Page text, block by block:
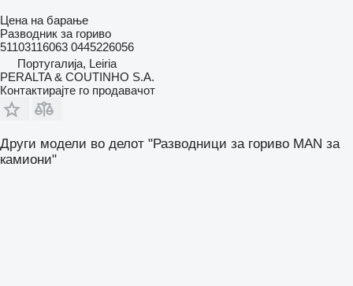
Цена на барање
Разводник за гориво
51103116063 0445226056
Португалија, Leiria
PERALTA & COUTINHO S.A.
Контактирајте го продавачот
Други модели во делот "Разводници за гориво MAN за
камиони"